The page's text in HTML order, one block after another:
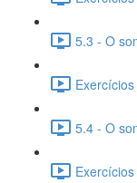
5.3 - O
5.4 - O